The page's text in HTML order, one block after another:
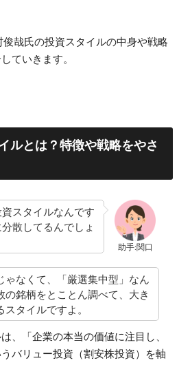
哉氏の投資スタイルの中身や戦略
ていきます。
ルとは？特徴や戦略をやさ
助手:関口
スタイルなんです
散してるんでしょ
ゃなくて、「厳選集中型」なん
の銘柄をとことん調べて、大き
スタイルですよ。
、「企業の本当の価値に注目し、
バリュー投資（割安株投資）を軸